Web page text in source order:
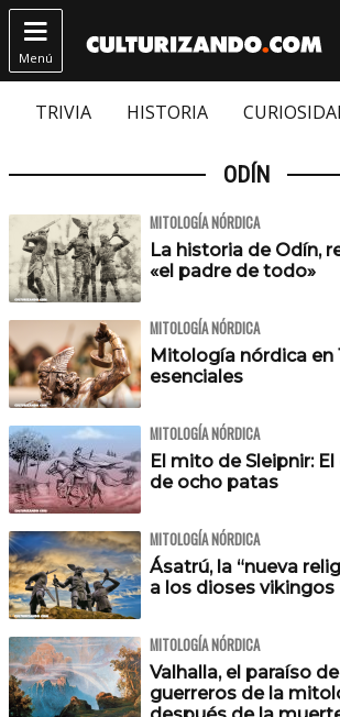

Menú
TRIVIA HISTORIA
ODÍN
MITOLOGÍA NÓRDICA
La historia de Odín,
«el padre de todo»
MITOLOGÍA NÓRDICA
Mitología nórdica en
esenciales
MITOLOGÍA NÓRDICA
El mito de Sleipnir:
de ocho patas
MITOLOGÍA NÓRDICA
Ásatrú, la “nueva
a los dioses vikingos
MITOLOGÍA NÓRDICA
Valhalla, el paraíso
guerreros de la